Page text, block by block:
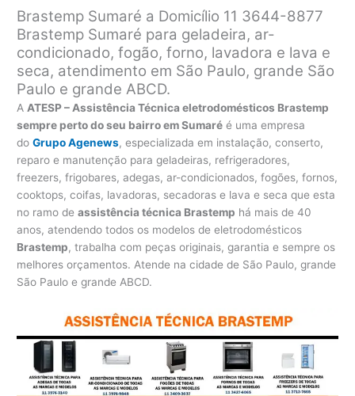
Brastemp Sumaré a Domicílio 11 3644-8877
Brastemp Sumaré para geladeira, ar-
condicionado, fogão, forno, lavadora e lava e
seca, atendimento em São Paulo, grande São
Paulo e grande ABCD.
A ATESP – Assistência Técnica eletrodomésticos Brastemp
sempre perto do seu bairro em Sumaré é uma empresa
doGrupo Agenews, especializada em instalação, conserto,
reparo e manutenção para geladeiras, refrigeradores,
freezers, frigobares, adegas, ar-condicionados, fogões, fornos,
cooktops, coifas, lavadoras, secadoras e lava e seca que esta
no ramo deassistência técnica Brastemp há mais de 40
anos, atendendo todos os modelos de eletrodomésticos
Brastemp, trabalha com peças originais, garantia e sempre os
melhores orçamentos. Atende na cidade de São Paulo, grande
São Paulo e grande ABCD.